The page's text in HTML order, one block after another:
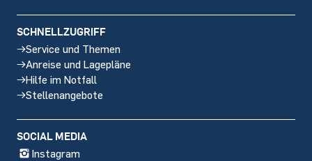
SCHNELLZUGRIFF
Service und Themen
Anreise und Lagepläne
Hilfe im Notfall
Stellenangebote
SOCIAL MEDIA
Instagram